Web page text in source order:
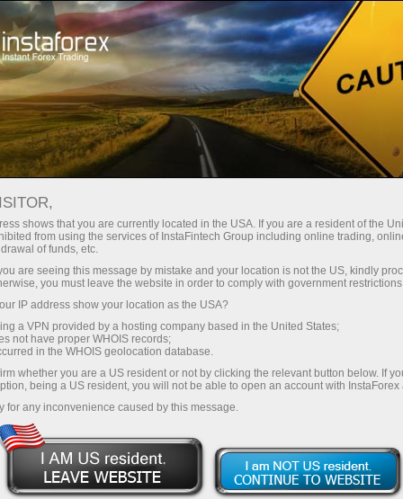
InstaForex
مع إنستا فوركس، يمكنك الوصول إلى
إلى 1:5000، وبعض من أفضل فروق
الأسعار والعمولات في السوق، وظروف
مواتية لتداول الأسهم والمؤشرات
فوركس الحصول على مكافأة تصل إلى
30% على إيداعه، والاستفادة من
عروض ترويجية وعروض خاصة أخرى.
صغير الحجم
30% مكافأة
لكل إيداع
سرعة
في التجارة وعلى الطريق السريع
جائزة هديتك الشخصية الكبرى
قم بإيداع المبلغ في حسابك باستخدام $333 — اختر هدية
تصل قيمتها إلى $1,500
تداول بدون مخاطرة -
shows that you are currently located in the USA. If you are a resident of the
from using the services of InstaFintech Group including online trading,
of funds, etc.
are seeing this message by mistake and your location is not the US, kindly
you must leave the website in order to comply with government
IP address show your location as the USA?
a VPN provided by a hosting company based in the United States;
not have proper WHOIS records;
in the WHOIS geolocation database.
whether you are a US resident or not by clicking the relevant button below. If
being a US resident, you will not be able to open an account with InstaForex
for any inconvenience caused by this message.